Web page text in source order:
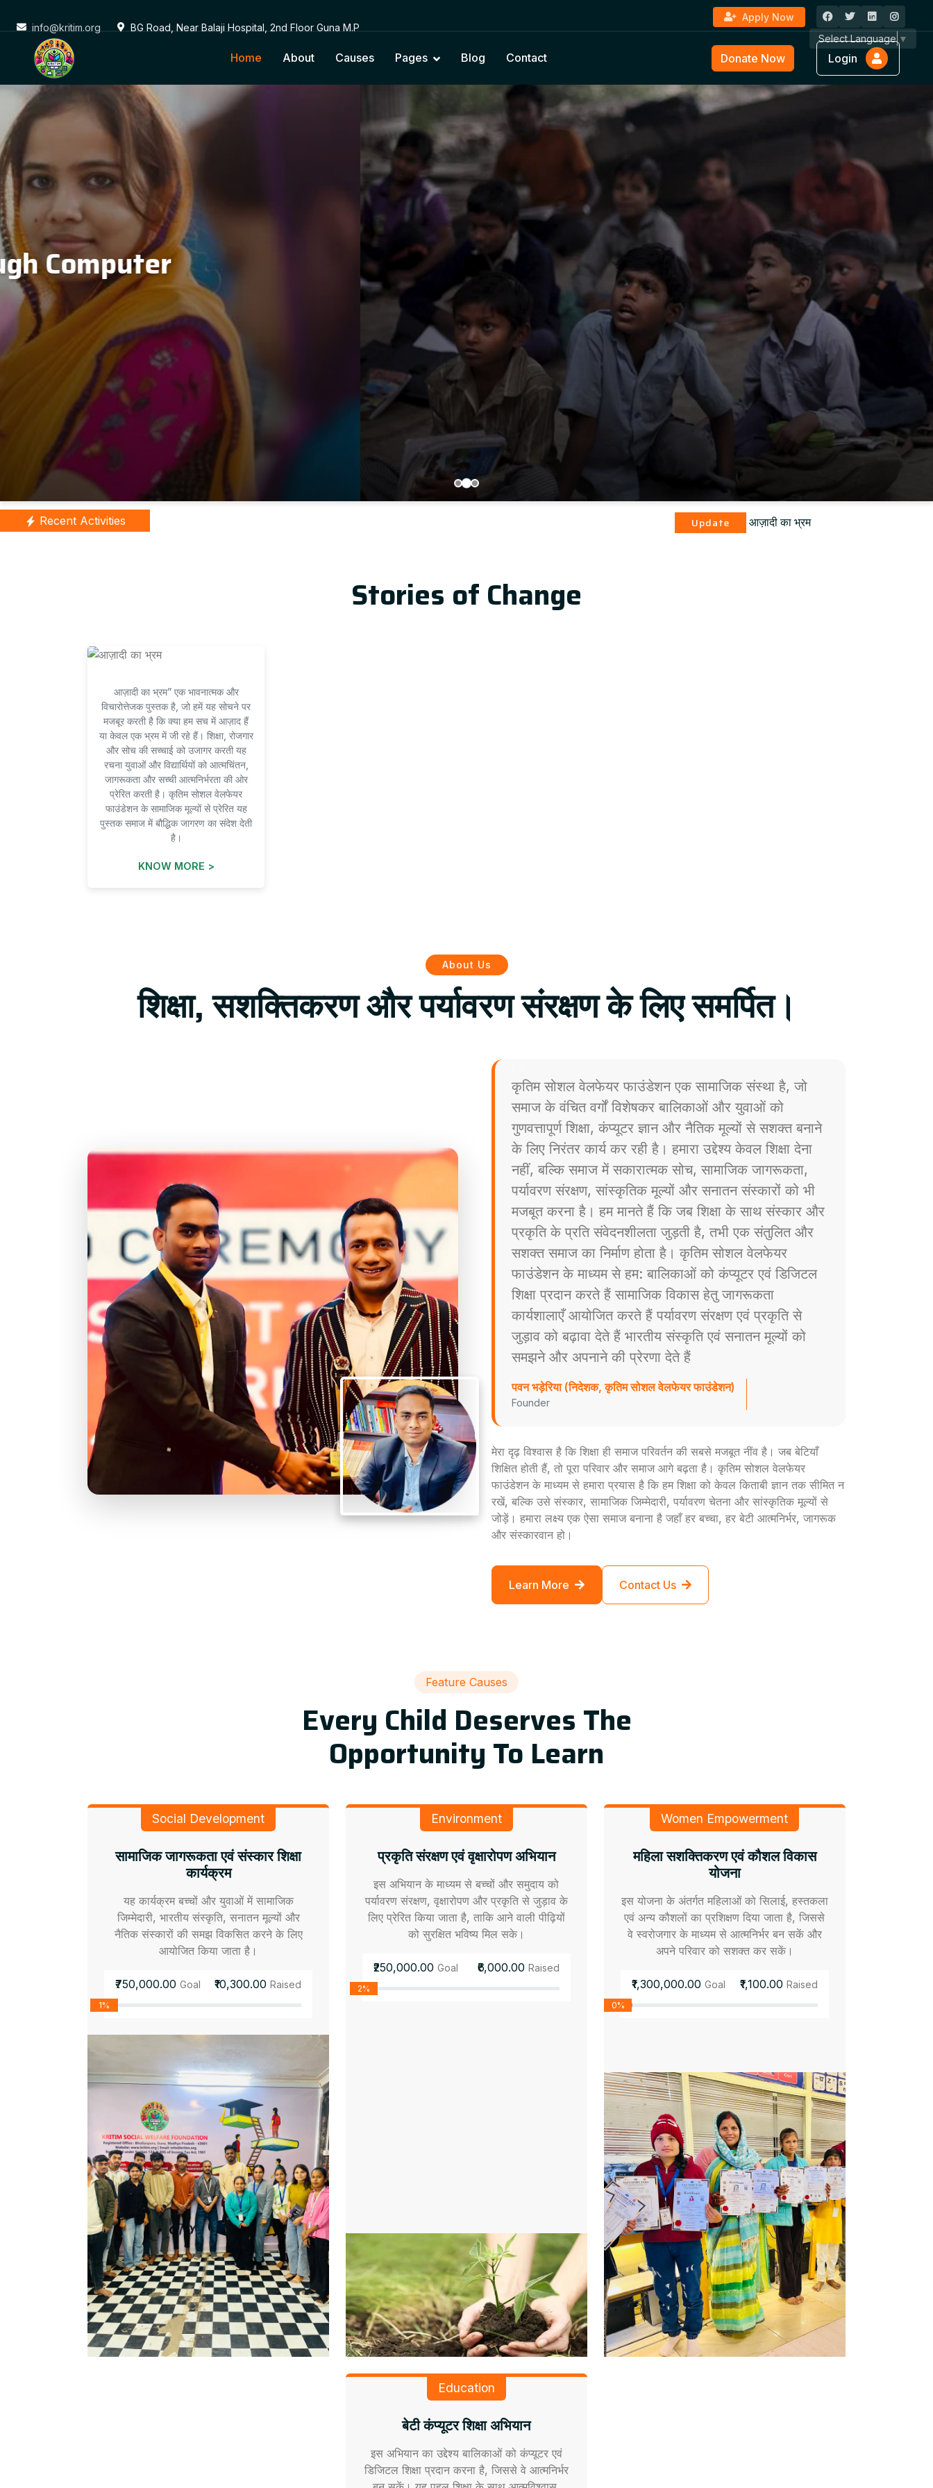
info@kritim.org BG Road, Near Balaji Hospital, 2nd Floor Guna M.P
Apply Now
Select Language ▼
Home About Causes Pages Blog Contact Donate Now Login
Connecting Education with Nature &
Cultural Values
LEARN MORE
Recent Activities आज़ादी का भ्रम
Stories of Change
आज़ादी का भ्रम” एक भावनात्मक और
विचारोत्तेजक पुस्तक है, जो हमें यह सोचने पर
मजबूर करती है कि क्या हम सच में आज़ाद हैं
या केवल एक भ्रम में जी रहे हैं। शिक्षा, रोजगार
और सोच की सच्चाई को उजागर करती यह
रचना युवाओं और विद्यार्थियों को आत्मचिंतन,
जागरूकता और सच्ची आत्मनिर्भरता की ओर
प्रेरित करती है। कृतिम सोशल वेलफेयर
फाउंडेशन के सामाजिक मूल्यों से प्रेरित यह
पुस्तक समाज में बौद्धिक जागरण का संदेश देती
है।
KNOW MORE >
About Us
शिक्षा, सशक्तिकरण और पर्यावरण संरक्षण के लिए समर्पित।
कृतिम सोशल वेलफेयर फाउंडेशन एक सामाजिक संस्था है, जो
समाज के वंचित वर्गों विशेषकर बालिकाओं और युवाओं को
गुणवत्तापूर्ण शिक्षा, कंप्यूटर ज्ञान और नैतिक मूल्यों से सशक्त बनाने
के लिए निरंतर कार्य कर रही है। हमारा उद्देश्य केवल शिक्षा देना
नहीं, बल्कि समाज में सकारात्मक सोच, सामाजिक जागरूकता,
पर्यावरण संरक्षण, सांस्कृतिक मूल्यों और सनातन संस्कारों को भी
मजबूत करना है। हम मानते हैं कि जब शिक्षा के साथ संस्कार और
प्रकृति के प्रति संवेदनशीलता जुड़ती है, तभी एक संतुलित और
सशक्त समाज का निर्माण होता है। कृतिम सोशल वेलफेयर
फाउंडेशन के माध्यम से हम: बालिकाओं को कंप्यूटर एवं डिजिटल
शिक्षा प्रदान करते हैं सामाजिक विकास हेतु जागरूकता
कार्यशालाएँ आयोजित करते हैं पर्यावरण संरक्षण एवं प्रकृति से
जुड़ाव को बढ़ावा देते हैं भारतीय संस्कृति एवं सनातन मूल्यों को
समझने और अपनाने की प्रेरणा देते हैं
पवन भड़ेरिया (निदेशक, कृतिम सोशल वेलफेयर फाउंडेशन)
Founder
मेरा दृढ़ विश्वास है कि शिक्षा ही समाज परिवर्तन की सबसे मजबूत नींव है। जब बेटियाँ
शिक्षित होती हैं, तो पूरा परिवार और समाज आगे बढ़ता है। कृतिम सोशल वेलफेयर
फाउंडेशन के माध्यम से हमारा प्रयास है कि हम शिक्षा को केवल किताबी ज्ञान तक सीमित न
रखें, बल्कि उसे संस्कार, सामाजिक जिम्मेदारी, पर्यावरण चेतना और सांस्कृतिक मूल्यों से
जोड़ें। हमारा लक्ष्य एक ऐसा समाज बनाना है जहाँ हर बच्चा, हर बेटी आत्मनिर्भर, जागरूक
और संस्कारवान हो।
Learn More Contact Us
Feature Causes
Every Child Deserves The
Opportunity To Learn
Social Development
सामाजिक जागरूकता एवं संस्कार शिक्षा
कार्यक्रम
यह कार्यक्रम बच्चों और युवाओं में सामाजिक
जिम्मेदारी, भारतीय संस्कृति, सनातन मूल्यों और
नैतिक संस्कारों की समझ विकसित करने के लिए
आयोजित किया जाता है।
₹750,000.00Goal ₹10,300.00 Raised
1%
Environment
प्रकृति संरक्षण एवं वृक्षारोपण अभियान
इस अभियान के माध्यम से बच्चों और समुदाय को
पर्यावरण संरक्षण, वृक्षारोपण और प्रकृति से जुड़ाव के
लिए प्रेरित किया जाता है, ताकि आने वाली पीढ़ियों
को सुरक्षित भविष्य मिल सके।
₹250,000.00 Goal ₹6,000.00 Raised
2%
Women Empowerment
महिला सशक्तिकरण एवं कौशल विकास
योजना
इस योजना के अंतर्गत महिलाओं को सिलाई, हस्तकला
एवं अन्य कौशलों का प्रशिक्षण दिया जाता है, जिससे
वे स्वरोजगार के माध्यम से आत्मनिर्भर बन सकें और
अपने परिवार को सशक्त कर सकें।
₹1,300,000.00 Goal ₹1,100.00 Raised
0%
Education
बेटी कंप्यूटर शिक्षा अभियान
इस अभियान का उद्देश्य बालिकाओं को कंप्यूटर एवं
डिजिटल शिक्षा प्रदान करना है, जिससे वे आत्मनिर्भर